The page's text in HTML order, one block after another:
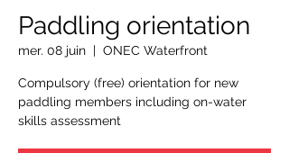
Paddling orientation
mer. 08 juin
  |
ONEC Waterfront
Compulsory (free) orientation for new
paddling members including on-water
skills assessment